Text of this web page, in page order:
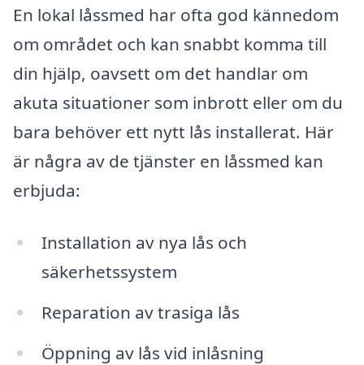
En lokal låssmed har ofta god kännedom
om området och kan snabbt komma till
din hjälp, oavsett om det handlar om
akuta situationer som inbrott eller om du
bara behöver ett nytt lås installerat. Här
är några av de tjänster en låssmed kan
erbjuda:
Installation av nya lås och
säkerhetssystem
Reparation av trasiga lås
Öppning av lås vid inlåsning